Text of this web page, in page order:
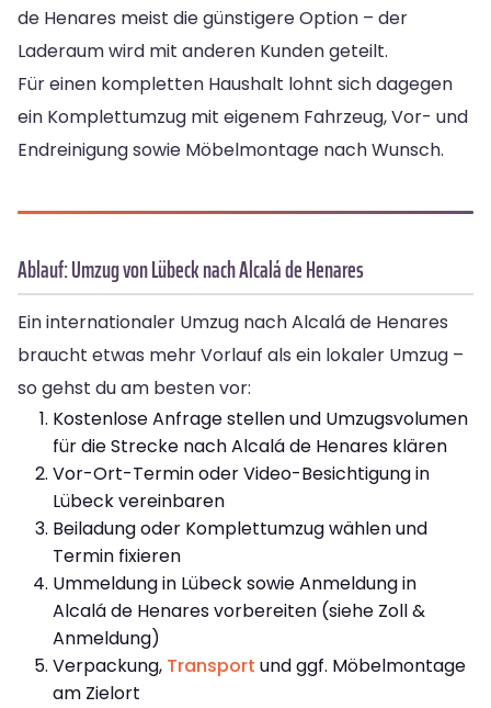
de Henares meist die günstigere Option – der
Laderaum wird mit anderen Kunden geteilt.
Für einen kompletten Haushalt lohnt sich dagegen
ein Komplettumzug mit eigenem Fahrzeug, Vor- und
Endreinigung sowie Möbelmontage nach Wunsch.
Ablauf: Umzug von Lübeck nach Alcalá de Henares
Ein internationaler Umzug nach Alcalá de Henares
braucht etwas mehr Vorlauf als ein lokaler Umzug –
so gehst du am besten vor:
Kostenlose Anfrage stellen und Umzugsvolumen
für die Strecke nach Alcalá de Henares klären
Vor-Ort-Termin oder Video-Besichtigung in
Lübeck vereinbaren
Beiladung oder Komplettumzug wählen und
Termin fixieren
Ummeldung in Lübeck sowie Anmeldung in
Alcalá de Henares vorbereiten (siehe Zoll &
Anmeldung)
Verpackung, Transport und ggf. Möbelmontage
am Zielort